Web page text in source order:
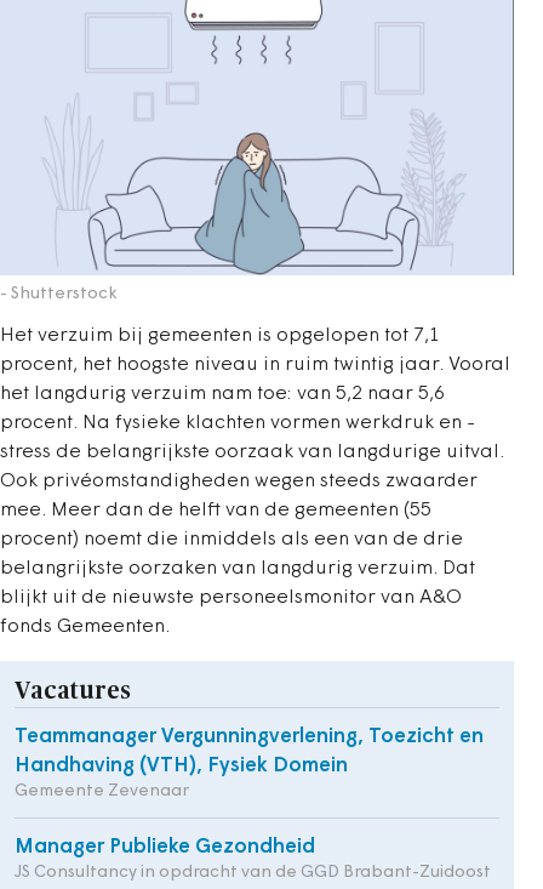
- Shutterstock
Het verzuim bij gemeenten is opgelopen tot 7,1
procent, het hoogste niveau in ruim twintig jaar. Vooral
het langdurig verzuim nam toe: van 5,2 naar 5,6
procent. Na fysieke klachten vormen werkdruk en -
stress de belangrijkste oorzaak van langdurige uitval.
Ook privéomstandigheden wegen steeds zwaarder
mee. Meer dan de helft van de gemeenten (55
procent) noemt die inmiddels als een van de drie
belangrijkste oorzaken van langdurig verzuim. Dat
blijkt uit de nieuwste personeelsmonitor van A&O
fonds Gemeenten.
Vacatures
Teammanager Vergunningverlening, Toezicht en
Handhaving (VTH), Fysiek Domein
Gemeente Zevenaar
Manager Publieke Gezondheid
JS Consultancy in opdracht van de GGD Brabant-Zuidoost